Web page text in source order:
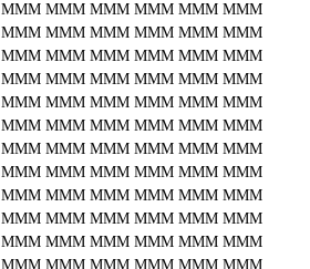
MMM MMM MMM MMM MMM MMM
MMM MMM MMM MMM MMM MMM
MMM MMM MMM MMM MMM MMM
MMM MMM MMM MMM MMM MMM
MMM MMM MMM MMM MMM MMM
MMM MMM MMM MMM MMM MMM
MMM MMM MMM MMM MMM MMM
MMM MMM MMM MMM MMM MMM
MMM MMM MMM MMM MMM MMM
MMM MMM MMM MMM MMM MMM
MMM MMM MMM MMM MMM MMM
MMM MMM MMM MMM MMM MMM